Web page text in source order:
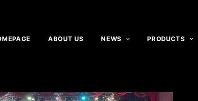
ABOUT US NEWS PRODUCTS